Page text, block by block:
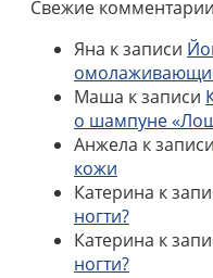
Свежие комментарии
Яна к записи
Маша к записи
о шампуне
Анжела к записи
кожи
Катерина к
ногти?
Катерина к
ногти?